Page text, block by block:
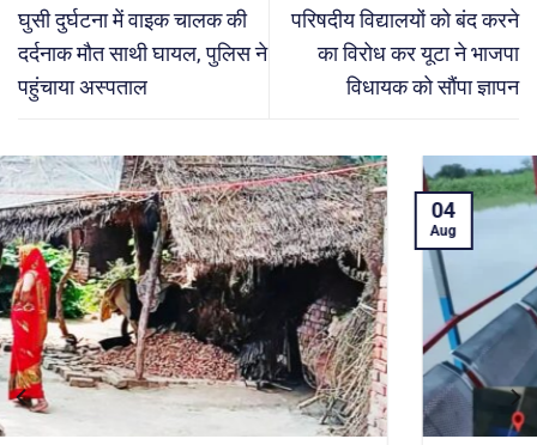
घुसी दुर्घटना में वाइक चालक की
दर्दनाक मौत साथी घायल, पुलिस ने
पहुंचाया अस्पताल
परिषदीय विद्यालयों को बंद करने
का विरोध कर यूटा ने भाजपा
विधायक को सौंपा ज्ञापन
04
Aug